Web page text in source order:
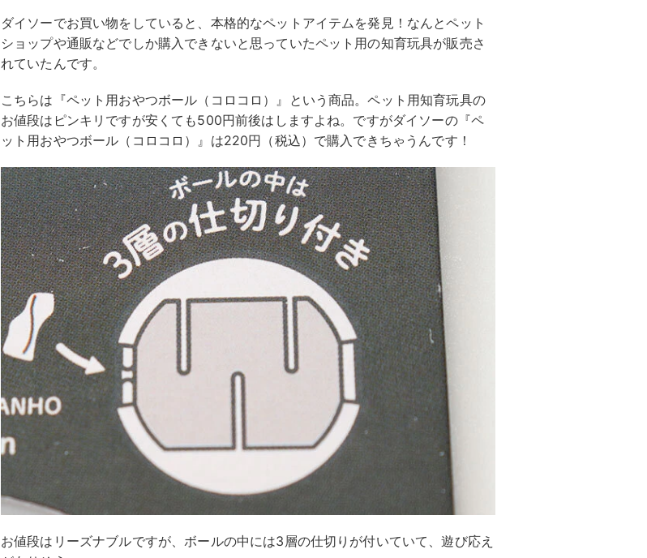
ダイソーでお買い物をしていると、本格的なペットアイテムを発見！なんとペット
ショップや通販などでしか購入できないと思っていたペット用の知育玩具が販売さ
れていたんです。
こちらは『ペット用おやつボール（コロコロ）』という商品。ペット用知育玩具の
お値段はピンキリですが安くても500円前後はしますよね。ですがダイソーの『ペ
ット用おやつボール（コロコロ）』は220円（税込）で購入できちゃうんです！
お値段はリーズナブルですが、ボールの中には3層の仕切りが付いていて、遊び応え